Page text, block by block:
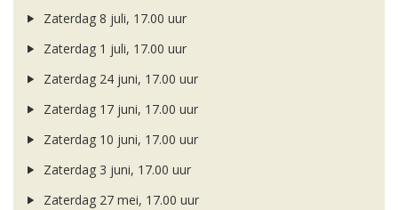
Zaterdag 8 juli, 17.00 uur
Zaterdag 1 juli, 17.00 uur
Zaterdag 24 juni, 17.00 uur
Zaterdag 17 juni, 17.00 uur
Zaterdag 10 juni, 17.00 uur
Zaterdag 3 juni, 17.00 uur
Zaterdag 27 mei, 17.00 uur